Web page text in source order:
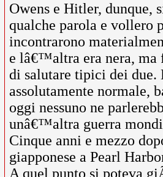
Owens e Hitler, dunque,
qualche parola e vollero
incontrarono
e lâ€™altra era nera, ma
di salutare tipici dei
assolutamente normale,
oggi nessuno ne
unâ€™altra guerra
Cinque anni e mezzo
giapponese a Pearl
A quel punto si poteva